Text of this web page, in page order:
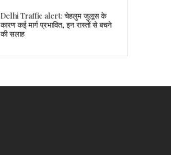
Delhi Traffic alert: चेहलुम जुलूस के
कारण कई मार्ग प्रभावित, इन रास्तों से बचने
की सलाह